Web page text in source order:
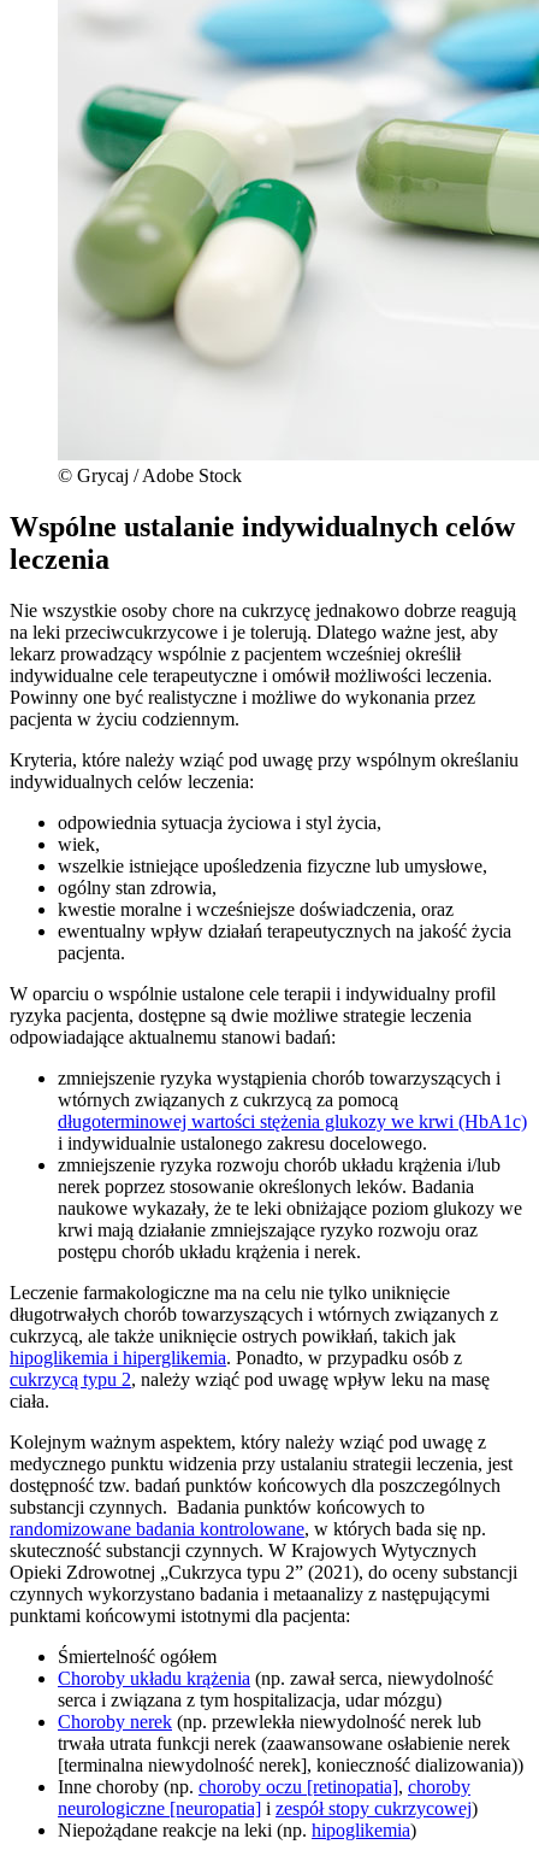
© Grycaj / Adobe Stock
Wspólne ustalanie indywidualnych celów
leczenia
Nie wszystkie osoby chore na cukrzycę jednakowo dobrze reagują
na leki przeciwcukrzycowe i je tolerują. Dlatego ważne jest, aby
lekarz prowadzący wspólnie z pacjentem wcześniej określił
indywidualne cele terapeutyczne i omówił możliwości leczenia.
Powinny one być realistyczne i możliwe do wykonania przez
pacjenta w życiu codziennym.
Kryteria, które należy wziąć pod uwagę przy wspólnym określaniu
indywidualnych celów leczenia:
odpowiednia sytuacja życiowa i styl życia,
wiek,
wszelkie istniejące upośledzenia fizyczne lub umysłowe,
ogólny stan zdrowia,
kwestie moralne i wcześniejsze doświadczenia, oraz
ewentualny wpływ działań terapeutycznych na jakość życia
pacjenta.
W oparciu o wspólnie ustalone cele terapii i indywidualny profil
ryzyka pacjenta, dostępne są dwie możliwe strategie leczenia
odpowiadające aktualnemu stanowi badań:
zmniejszenie ryzyka wystąpienia chorób towarzyszących i
wtórnych związanych z cukrzycą za pomocą
długoterminowej wartości stężenia glukozy we krwi (HbA1c)
i indywidualnie ustalonego zakresu docelowego.
zmniejszenie ryzyka rozwoju chorób układu krążenia i/lub
nerek poprzez stosowanie określonych leków. Badania
naukowe wykazały, że te leki obniżające poziom glukozy we
krwi mają działanie zmniejszające ryzyko rozwoju oraz
postępu chorób układu krążenia i nerek.
Leczenie farmakologiczne ma na celu nie tylko uniknięcie
długotrwałych chorób towarzyszących i wtórnych związanych z
cukrzycą, ale także uniknięcie ostrych powikłań, takich jak
hipoglikemia i hiperglikemia. Ponadto, w przypadku osób z
cukrzycą typu 2, należy wziąć pod uwagę wpływ leku na masę
ciała.
Kolejnym ważnym aspektem, który należy wziąć pod uwagę z
medycznego punktu widzenia przy ustalaniu strategii leczenia, jest
dostępność tzw. badań punktów końcowych dla poszczególnych
substancji czynnych. Badania punktów końcowych to
randomizowane badania kontrolowane, w których bada się np.
skuteczność substancji czynnych. W Krajowych Wytycznych
Opieki Zdrowotnej „Cukrzyca typu 2” (2021), do oceny substancji
czynnych wykorzystano badania i metaanalizy z następującymi
punktami końcowymi istotnymi dla pacjenta:
Śmiertelność ogółem
Choroby układu krążenia (np. zawał serca, niewydolność
serca i związana z tym hospitalizacja, udar mózgu)
Choroby nerek (np. przewlekła niewydolność nerek lub
trwała utrata funkcji nerek (zaawansowane osłabienie nerek
[terminalna niewydolność nerek], konieczność dializowania))
Inne choroby (np. choroby oczu [retinopatia], choroby
neurologiczne [neuropatia] i zespół stopy cukrzycowej)
Niepożądane reakcje na leki (np. hipoglikemia)